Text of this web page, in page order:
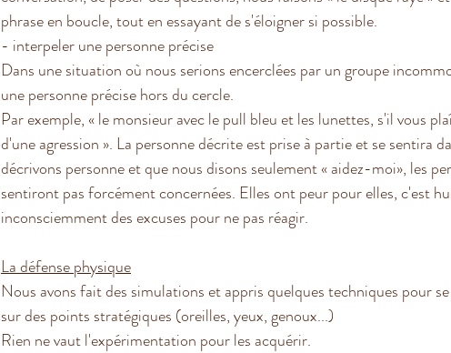
phrase en boucle, tout en essayant de s'éloigner si possible.
- interpeler une personne précise
Dans une situation où nous serions encerclées par un groupe
une personne précise hors du cercle.
Par exemple, « le monsieur avec le pull bleu et les lunettes, s'il vous
d'une agression ». La personne décrite est prise à partie et se sentira
décrivons personne et que nous disons seulement « aidez-moi», les
sentiront pas forcément concernées. Elles ont peur pour elles, c'est
inconsciemment des excuses pour ne pas réagir.
La défense physique
Nous avons fait des simulations et appris quelques techniques pour
sur des points stratégiques (oreilles, yeux, genoux...)
Rien ne vaut l'expérimentation pour les acquérir.